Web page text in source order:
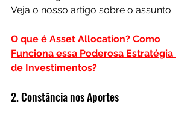
Veja o nosso artigo sobre o assunto:
O que é Asset Allocation? Como
Funciona essa Poderosa Estratégia
de Investimentos?
2. Constância nos Aportes